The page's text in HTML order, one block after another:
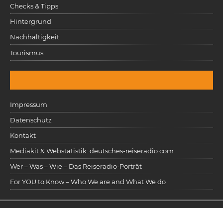
Checks & Tipps
Hintergrund
Nachhaltigkeit
Tourismus
Impressum
Datenschutz
Kontakt
Mediakit & Webstatistik: deutsches-reiseradio.com
Wer – Was – Wie – Das Reiseradio-Porträt
For YOU to Know – Who We are and What We do